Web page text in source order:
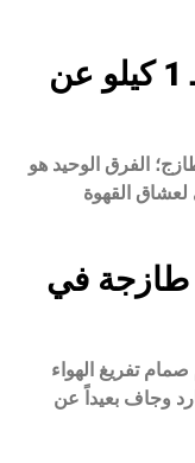
هل تختلف جودة عبوة الـ 1 كيلو عن
الفرق الوحيد هو
لعشاق القهوة
طازجة في
تفريغ الهواء
وجاف بعيداً عن